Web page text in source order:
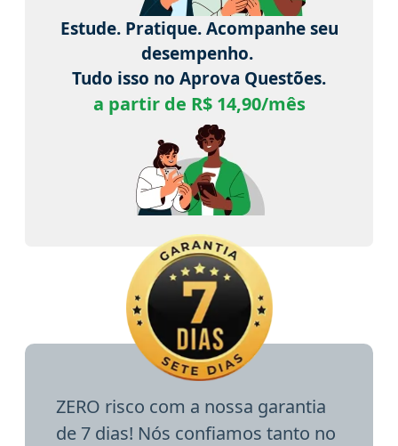
Estude. Pratique. Acompanhe seu
desempenho.
Tudo isso no Aprova Questões.
a partir de R$ 14,90/mês
ZERO risco com a nossa garantia
de 7 dias! Nós confiamos tanto no